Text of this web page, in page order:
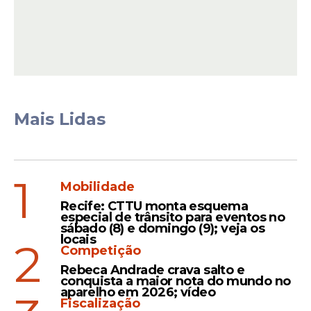
indefinição.
Leia Também
Pesquisa
Governo Raquel Lyra tem
61,3% de aprovação e João
Campos lidera rejeição em
Pernambuco
Mais Lidas
1
Mobilidade
Recife: CTTU monta esquema
especial de trânsito para eventos no
sábado (8) e domingo (9); veja os
locais
2
Competição
Rebeca Andrade crava salto e
conquista a maior nota do mundo no
aparelho em 2026; vídeo
Fiscalização